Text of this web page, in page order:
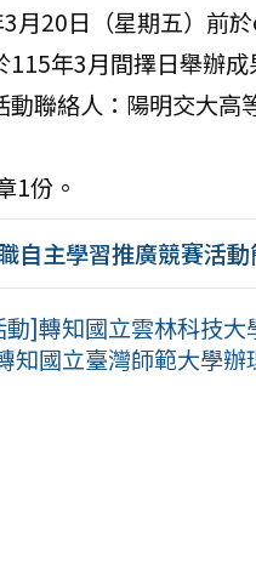
月20日（星期五）前
年3月間擇日舉辦
動聯絡人：陽明交大
1份。
自主學習推廣競賽活
]轉知國立雲林科技
知國立臺灣師範大學